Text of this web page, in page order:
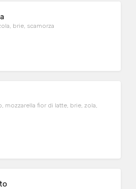
brie, scamorza
mozzarella fior di latte, brie, zola,